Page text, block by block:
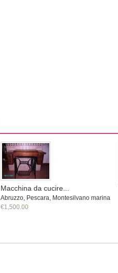
Macchina da cucire...
Abruzzo, Pescara, Montesilvano marina
€1,500.00